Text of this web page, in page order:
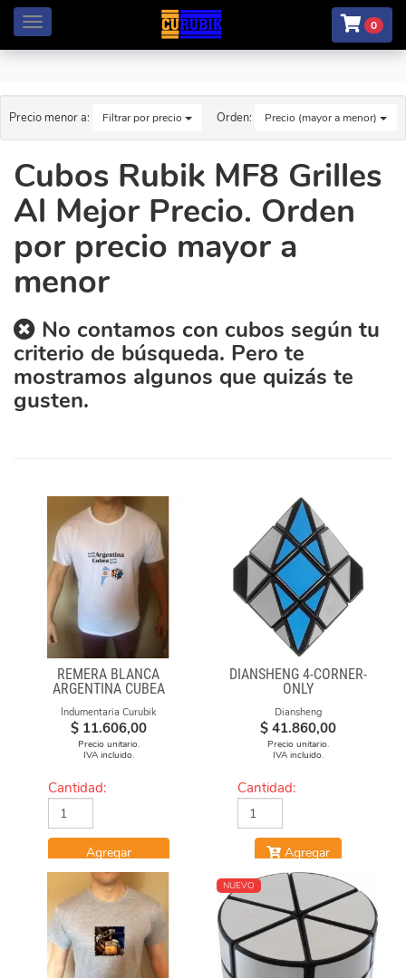
Menú 0
Precio menor a: Filtrar por precio Orden: Precio (mayor a menor)
Cubos Rubik MF8 Grilles
Al Mejor Precio. Orden
por precio mayor a
menor
No contamos con cubos según tu
criterio de búsqueda. Pero te
mostramos algunos que quizás te
gusten.
REMERA BLANCA
ARGENTINA CUBEA
Indumentaria Curubik
$ 11.606,00
Precio unitario.
IVA incluido.
Cantidad:
Agregar
DIANSHENG 4-CORNER-
ONLY
Diansheng
$ 41.860,00
Precio unitario.
IVA incluido.
Cantidad:
Agregar
NUEVO